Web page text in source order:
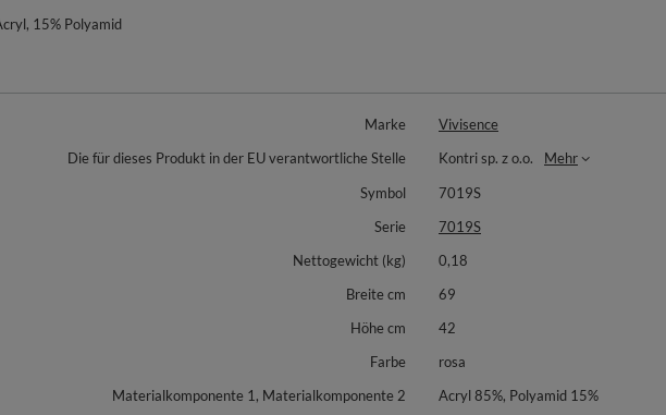
15% Polyamid
Marke
Vivisence
Die für dieses Produkt in der EU verantwortliche Stelle
Kontri sp. z o.o.
Mehr
Symbol
7019S
Serie
7019S
Nettogewicht (kg)
0,18
Breite cm
69
Höhe cm
42
Farbe
rosa
Materialkomponente 1, Materialkomponente 2
Acryl 85%, Polyamid 15%